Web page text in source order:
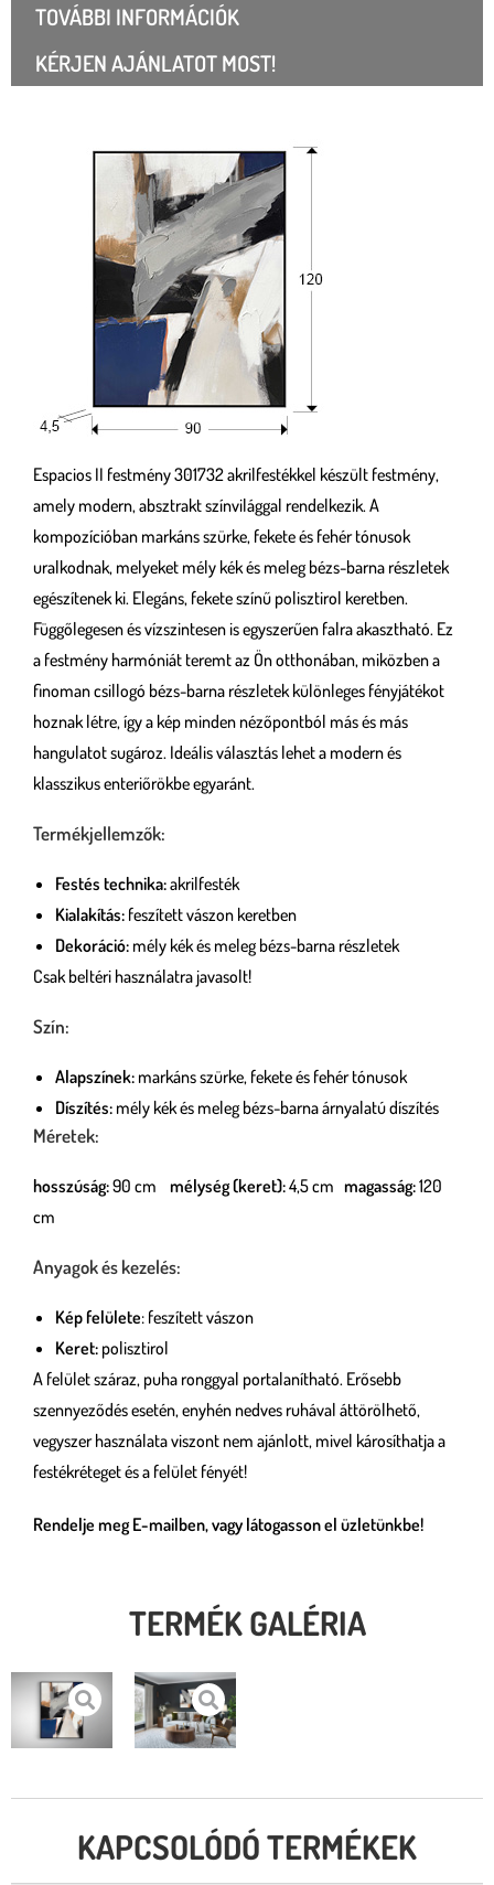
TOVÁBBI INFORMÁCIÓK
KÉRJEN AJÁNLATOT MOST!
Espacios II festmény 301732 akrilfestékkel készült festmény,
amely modern, absztrakt színvilággal rendelkezik. A
kompozícióban markáns szürke, fekete és fehér tónusok
uralkodnak, melyeket mély kék és meleg bézs-barna részletek
egészítenek ki. Elegáns, fekete színű polisztirol keretben.
Függőlegesen és vízszintesen is egyszerűen falra akasztható. Ez
a festmény harmóniát teremt az Ön otthonában, miközben a
finoman csillogó bézs-barna részletek különleges fényjátékot
hoznak létre, így a kép minden nézőpontból más és más
hangulatot sugároz. Ideális választás lehet a modern és
klasszikus enteriőrökbe egyaránt.
Termékjellemzők:
Festés technika:akrilfesték
Kialakítás: feszített vászon keretben
Dekoráció: mély kék és meleg bézs-barna részletek
Csak beltéri használatra javasolt!
Szín:
Alapszínek: markáns szürke, fekete és fehér tónusok
Díszítés: mély kék és meleg bézs-barna árnyalatú díszítés
Méretek:
hosszúság:90 cm mélység (keret):4,5 cm magasság:120
cm
Anyagok és kezelés:
Kép felülete: feszített vászon
Keret: polisztirol
A felület száraz, puha ronggyal portalanítható. Erősebb
szennyeződés esetén, enyhén nedves ruhával áttörölhető,
vegyszer használata viszont nem ajánlott, mivel károsíthatja a
festékréteget és a felület fényét!
Rendelje meg E-mailben, vagy látogasson el üzletünkbe!
TERMÉK GALÉRIA
KAPCSOLÓDÓ TERMÉKEK